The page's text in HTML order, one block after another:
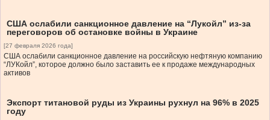
США ослабили санкционное давление на “Лукойл” из-за
переговоров об остановке войны в Украине
[27 февраля 2026 года]
США ослабили санкционное давление на российскую нефтяную компанию
“ЛУКойл”, которое должно было заставить ее к продаже международных
активов
Экспорт титановой руды из Украины рухнул на 96% в 2025
году